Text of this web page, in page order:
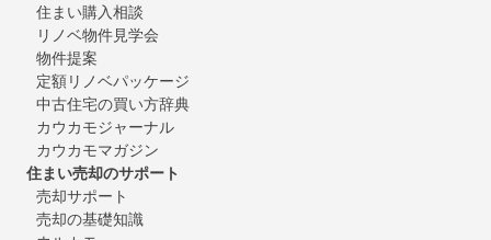
住まい購入相談
リノベ物件見学会
物件提案
定額リノベパッケージ
中古住宅の買い方辞典
カウカモジャーナル
カウカモマガジン
住まい売却のサポート
売却サポート
売却の基礎知識